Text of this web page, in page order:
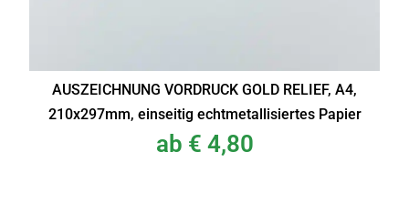
AUSZEICHNUNG VORDRUCK GOLD RELIEF, A4,
210x297mm, einseitig echtmetallisiertes Papier
ab € 4,80